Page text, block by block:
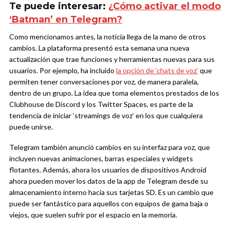
Te puede interesar: ¿Cómo activar el modo
‘Batman’ en Telegram?
Como mencionamos antes, la noticia llega de la mano de otros
cambios. La plataforma presentó esta semana una nueva
actualización que trae funciones y herramientas nuevas para sus
usuarios. Por ejemplo, ha incluido la opción de ‘chats de voz’ que
permiten tener conversaciones por voz, de manera paralela,
dentro de un grupo. La idea que toma elementos prestados de los
Clubhouse de Discord y los Twitter Spaces, es parte de la
tendencia de iniciar ‘streamings de voz’ en los que cualquiera
puede unirse.
Telegram también anunció cambios en su interfaz para voz, que
incluyen nuevas animaciones, barras especiales y widgets
flotantes. Además, ahora los usuarios de dispositivos Android
ahora pueden mover los datos de la app de Telegram desde su
almacenamiento interno hacia sus tarjetas SD. Es un cambio que
puede ser fantástico para aquellos con equipos de gama baja o
viejos, que suelen sufrir por el espacio en la memoria.